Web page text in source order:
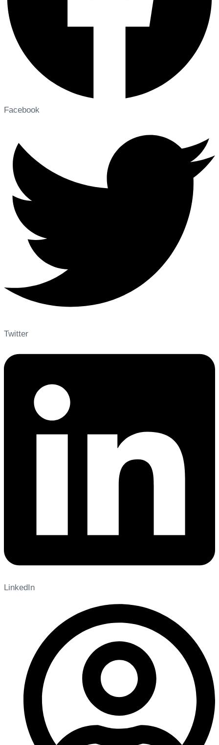
Facebook
Twitter
LinkedIn